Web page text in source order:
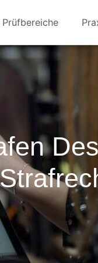
Prüfbereiche